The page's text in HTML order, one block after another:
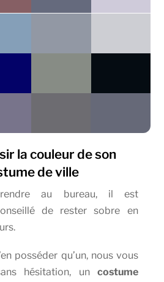
la couleur de son
de ville
au bureau, il est
de rester sobre en
posséder qu’un, nous vous
hésitation, un costume